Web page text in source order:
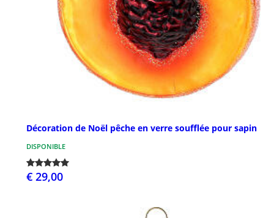
Décoration de Noël pêche en verre soufflée pour sapin
DISPONIBLE
€ 29,00